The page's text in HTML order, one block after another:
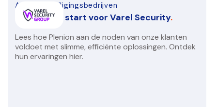
Alarm-beveiligingsbedrijven
Een nieuwe start voor Varel Security.
Lees hoe Plenion aan de noden van onze klanten
voldoet met slimme, efficiënte oplossingen. Ontdek
hun ervaringen hier.